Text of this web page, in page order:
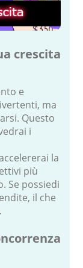
crescita
e
ma
Questo
i
la
più
Se possiedi
il che